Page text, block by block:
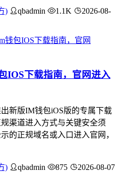
) qbadmin 1.1K
2026-08-
IOS下载指南，官网进入
新版IM钱包iOS版的专属下载
渠道进入方式与关键安全须
的正规域名或入口进入官网，
) qbadmin 875 2026-08-07